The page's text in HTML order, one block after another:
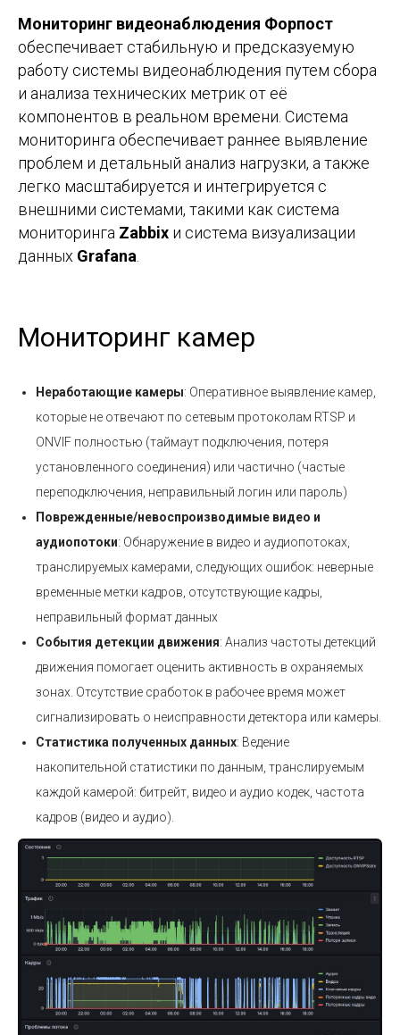
Мониторинг видеонаблюдения Форпост
обеспечивает стабильную и предсказуемую
работу системы видеонаблюдения путем сбора
и анализа технических метрик от её
компонентов в реальном времени. Система
мониторинга обеспечивает раннее выявление
проблем и детальный анализ нагрузки, а также
легко масштабируется и интегрируется с
внешними системами, такими как система
мониторинга Zabbix и система визуализации
данных Grafana
Мониторинг камер
Неработающие камеры: Оперативное выявление камер,
которые не отвечают по сетевым протоколам RTSP и
ONVIF полностью (таймаут подключения, потеря
установленного соединения) или частично (частые
переподключения, неправильный логин или пароль)
Поврежденные/невоспроизводимые видео и
аудиопотоки: Обнаружение в видео и аудиопотоках,
транслируемых камерами, следующих ошибок: неверные
временные метки кадров, отсутствующие кадры,
неправильный формат данных
События детекции движения: Анализ частоты детекций
движения помогает оценить активность в охраняемых
зонах. Отсутствие сработок в рабочее время может
сигнализировать о неисправности детектора или камеры.
Статистика полученных данных: Ведение
накопительной статистики по данным, транслируемым
каждой камерой: битрейт, видео и аудио кодек, частота
кадров (видео и аудио).